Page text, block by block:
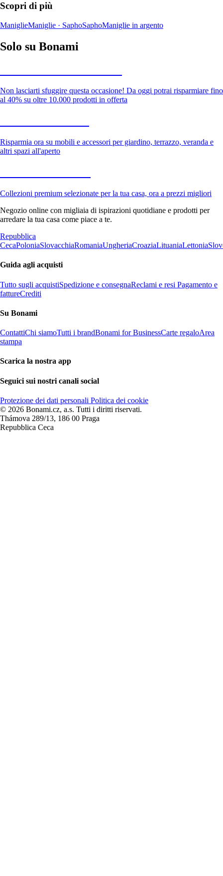
Scopri di più
ManiglieManiglie · SaphoSaphoManiglie in argento
Solo su Bonami
Non lasciarti sfuggire questa occasione! Da oggi potrai risparmiare fino
al 40% su oltre 10.000 prodotti in offerta
Risparmia ora su mobili e accessori per giardino, terrazzo, veranda e
altri spazi all'aperto
Collezioni premium selezionate per la tua casa, ora a prezzi migliori
Negozio online con migliaia di ispirazioni quotidiane e prodotti per
arredare la tua casa come piace a te.
Repubblica
CecaPoloniaSlovacchiaRomaniaUngheriaCroaziaLituaniaLettonia
Guida agli acquisti
Tutto sugli acquistiSpedizione e consegnaReclami e resi Pagamento e
fattureCrediti
Su Bonami
ContattiChi siamoTutti i brandBonami for BusinessCarte regaloArea
stampa
Scarica la nostra app
Seguici sui nostri canali social
Protezione dei dati personali Politica dei cookie
© 2026 Bonami.cz, a.s. Tutti i diritti riservati.
Thámova 289/13, 186 00 Praga
Repubblica Ceca